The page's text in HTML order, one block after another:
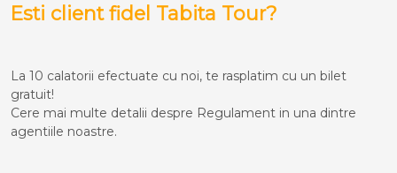
Esti client fidel Tabita Tour?
La 10 calatorii efectuate cu noi, te rasplatim cu un bilet
gratuit!
Cere mai multe detalii despre Regulament in una dintre
agentiile noastre.